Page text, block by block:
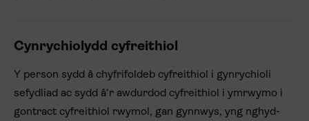
Cynrychiolydd cyfreithiol
Y person sydd â chyfrifoldeb cyfreithiol i gynrychioli
sefydliad ac sydd â'r awdurdod cyfreithiol i ymrwymo i
gontract cyfreithiol rwymol, gan gynnwys, yng nghyd-